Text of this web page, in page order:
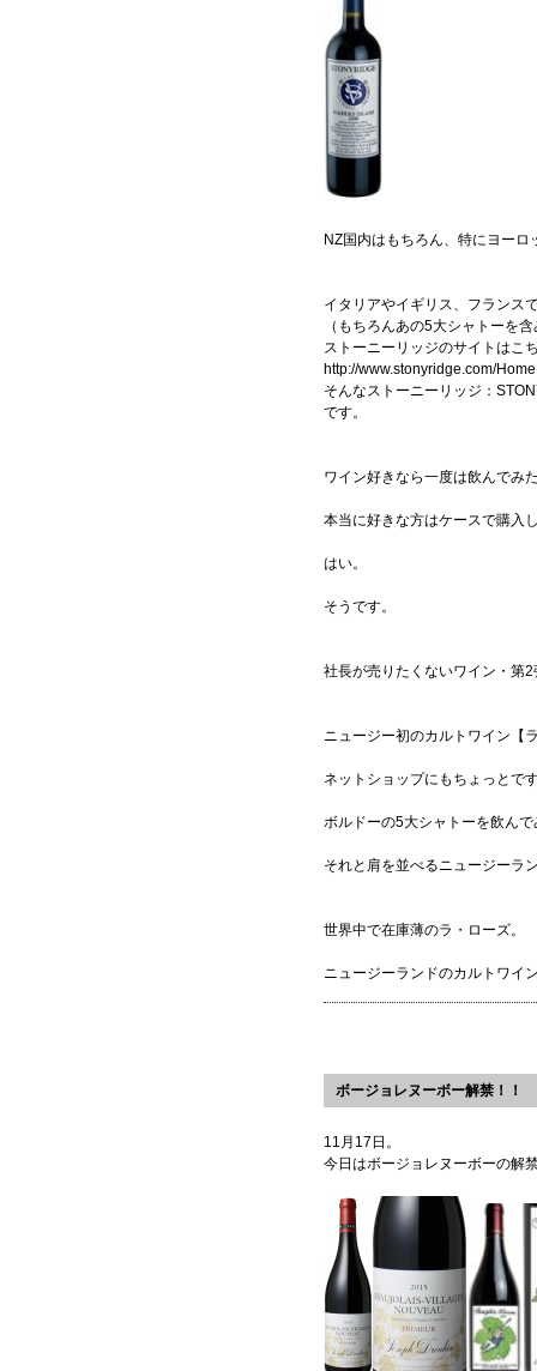
NZ国内はもちろん、特にヨー
イタリアやイギリス、フランス
（もちろんあの5大シャトーを
ストーニーリッジのサイトはこ
http://www.stonyridge.com/Home
そんなストーニーリッジ：
です。
ワイン好きなら一度は飲んでみ
本当に好きな方はケースで購入
はい。
そうです。
社長が売りたくないワイン・第2
ニュージー初のカルトワイン【
ネットショップにもちょっとで
ボルドーの5大シャトーを飲ん
それと肩を並べるニュージーラ
世界中で在庫薄のラ・ローズ。
ニュージーランドのカルトワイ
ボージョレヌーボー解禁！！
11月17日。
今日はボージョレヌーボーの解